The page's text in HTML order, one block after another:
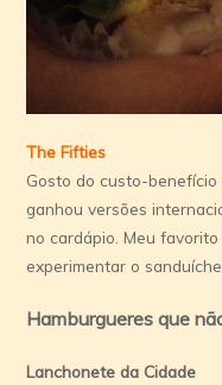
The Fifties
Gosto do custo-
ganhou versões
no cardápio. Meu
experimentar o
Hamburgueres que
Lanchonete da Cidade